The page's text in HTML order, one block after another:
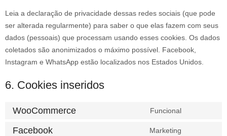
Leia a declaração de privacidade dessas redes sociais (que pode
ser alterada regularmente) para saber o que elas fazem com seus
dados (pessoais) que processam usando esses cookies. Os dados
coletados são anonimizados o máximo possível. Facebook,
Instagram e WhatsApp estão localizados nos Estados Unidos.
6. Cookies inseridos
WooCommerce Funcional
Facebook Marketing